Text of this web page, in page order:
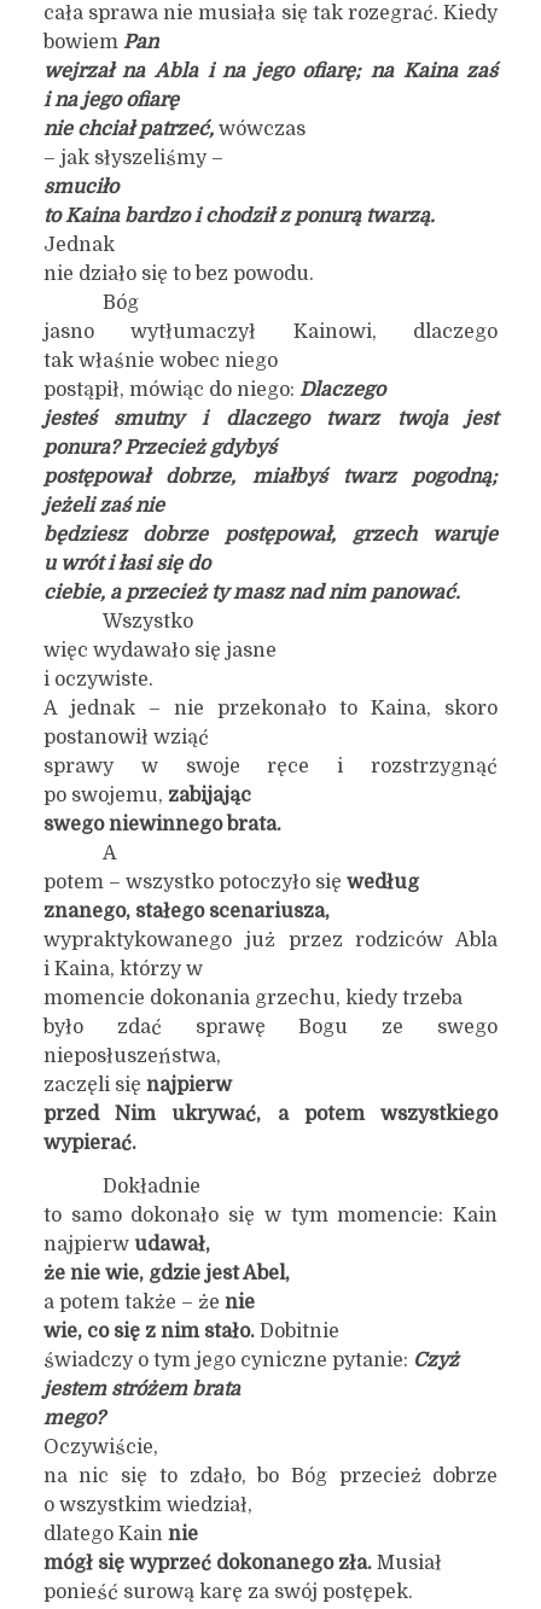
cała sprawa nie musiała się tak rozegrać. Kiedy
bowiem Pan
wejrzał na Abla i na jego ofiarę; na Kaina zaś
i na jego ofiarę
nie chciał patrzeć, wówczas
– jak słyszeliśmy –
smuciło
to Kaina bardzo i chodził z ponurą twarzą.
Jednak
nie działo się to bez powodu.
Bóg
jasno wytłumaczył Kainowi, dlaczego
tak właśnie wobec niego
postąpił, mówiąc do niego: Dlaczego
jesteś smutny i dlaczego twarz twoja jest
ponura? Przecież gdybyś
postępował dobrze, miałbyś twarz pogodną;
jeżeli zaś nie
będziesz dobrze postępował, grzech waruje
u wrót i łasi się do
ciebie, a przecież ty masz nad nim panować.
Wszystko
więc wydawało się jasne
i oczywiste.
A jednak – nie przekonało to Kaina, skoro
postanowił wziąć
sprawy w swoje ręce i rozstrzygnąć
po swojemu, zabijając
swego niewinnego brata.
A
potem – wszystko potoczyło się według
znanego, stałego scenariusza,
wypraktykowanego już przez rodziców Abla
i Kaina, którzy w
momencie dokonania grzechu, kiedy trzeba
było zdać sprawę Bogu ze swego
nieposłuszeństwa,
zaczęli się najpierw
przed Nim ukrywać, a potem wszystkiego
wypierać.
Dokładnie
to samo dokonało się w tym momencie: Kain
najpierw udawał,
że nie wie, gdzie jest Abel,
a potem także – że nie
wie, co się z nim stało. Dobitnie
świadczy o tym jego cyniczne pytanie: Czyż
jestem stróżem brata
mego?
Oczywiście,
na nic się to zdało, bo Bóg przecież dobrze
o wszystkim wiedział,
dlatego Kain nie
mógł się wyprzeć dokonanego zła. Musiał
ponieść surową karę za swój postępek.